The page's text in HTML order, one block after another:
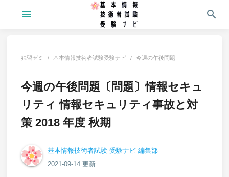
menu search
独習ゼミ 基本情報技術者試験受験ナビ 今週の午後問題
今週の午後問題〔問題〕情報セキュ
リティ 情報セキュリティ事故と対
策 2018 年度 秋期
基本情報技術者試験 受験ナビ 編集部
2021-09-14 更新